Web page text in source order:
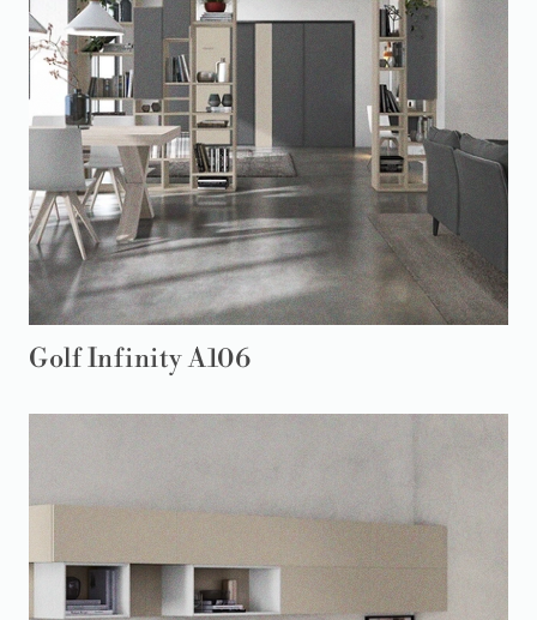
Golf Infinity A106